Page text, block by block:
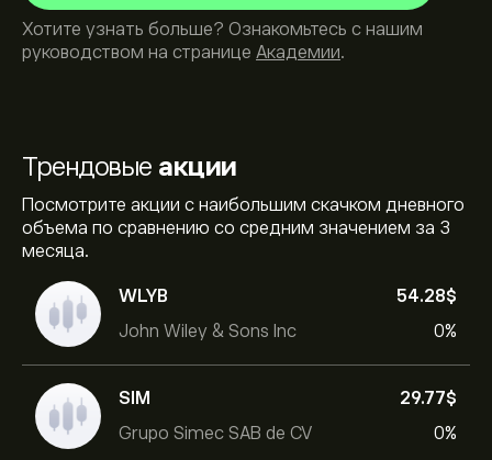
Трендовые акции
Посмотрите акции с наибольшим скачком дневного
объема по сравнению со средним значением за 3
месяца.
WLYB
John Wiley & Sons Inc
54.28‎$‎
0%
SIM
Grupo Simec SAB de CV
29.77‎$‎
0%
Хотите узнать больше? Ознакомьтесь с нашим
руководством на странице Академии.